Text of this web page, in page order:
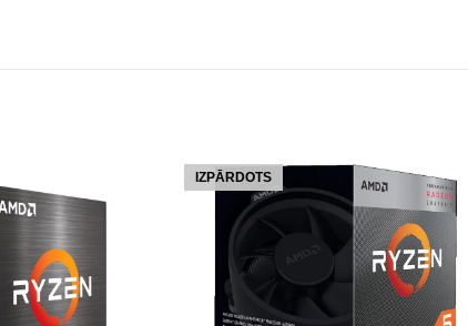
IZPĀRDOTS